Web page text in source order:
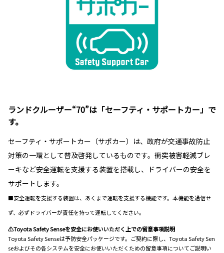
ランドクルーザー“70”は「セーフティ・サポートカー」で
す。
セーフティ・サポートカー（サポカー）は、政府が交通事故防止
対策の一環として普及啓発しているものです。衝突被害軽減ブレ
ーキなど安全運転を支援する装置を搭載し、ドライバーの安全を
サポートします。
■安全運転を支援する装置は、あくまで運転を支援する機能です。本機能を過信せ
ず、必ずドライバーが責任を持って運転してください。
⚠Toyota Safety Senseを安全にお使いいただく上での留意事項説明
Toyota Safety Senseは予防安全パッケージです。ご契約に際し、Toyota Safety Sen
seおよびその各システムを安全にお使いいただくための留意事項についてご説明い